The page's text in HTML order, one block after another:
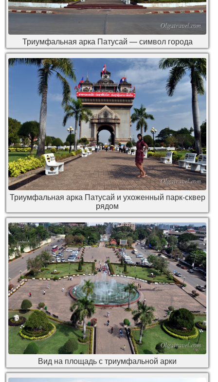
Триумфальная арка Патусай — символ города
Триумфальная арка Патусай и ухоженный парк-сквер
рядом
Вид на площадь с триумфальной арки